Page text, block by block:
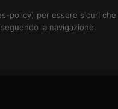
policy) per essere sicuri
la navigazione.